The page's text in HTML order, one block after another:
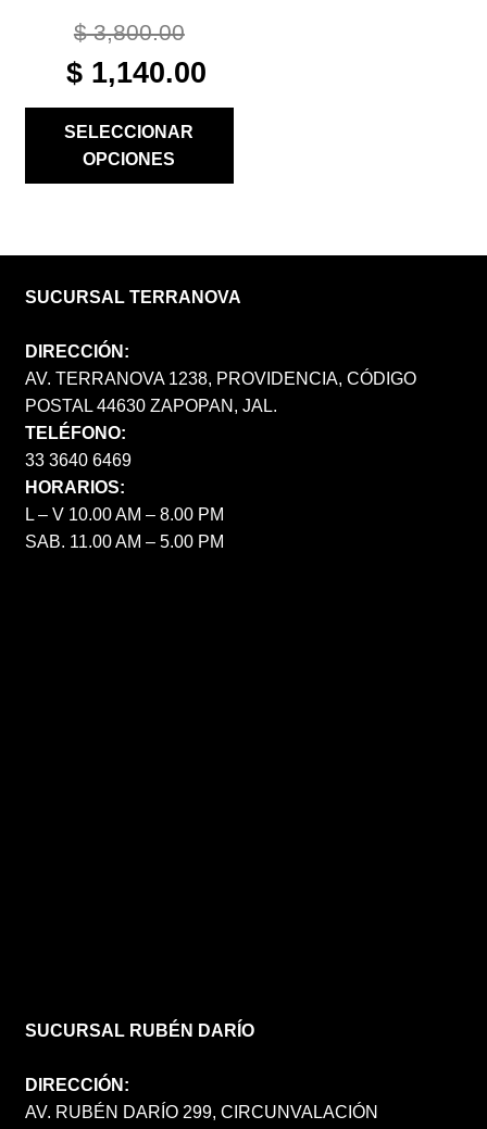
$3,800.00
ORIGINAL
PRICE
$ 3,800.00.
$1,140.00CURRENT
SELECCIONAR
OPCIONES
SUCURSAL TERRANOVA
DIRECCIÓN:
AV. TERRANOVA 1238, PROVIDENCIA, CÓDIGO
POSTAL 44630 ZAPOPAN, JAL.
TELÉFONO:
33 3640 6469
HORARIOS:
L – V 10.00 AM – 8.00 PM
SAB. 11.00 AM – 5.00 PM
SUCURSAL RUBÉN DARÍO
DIRECCIÓN:
AV. RUBÉN DARÍO 299, CIRCUNVALACIÓN